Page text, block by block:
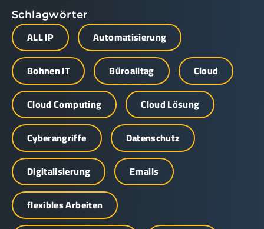
Schlagwörter
ALL IP
Automatisierung
Bohnen IT
Büroalltag
Cloud
Cloud Computing
Cloud Lösung
Cyberangriffe
Datenschutz
Digitalisierung
Emails
flexibles Arbeiten